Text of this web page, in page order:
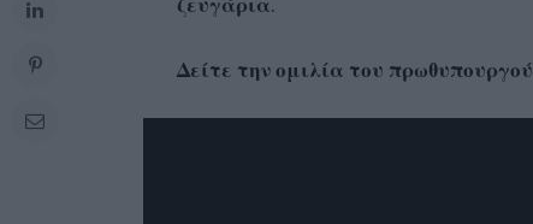
Δείτε την ομιλία του πρωθυπουργού